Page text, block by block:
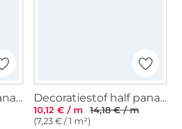
Decoratiestof half panama Nautical Doodle, naturel Decoratiestof half panama effen, naturel
10,12 € / m
14,18 € / m
(7,23 € / 1 m²)